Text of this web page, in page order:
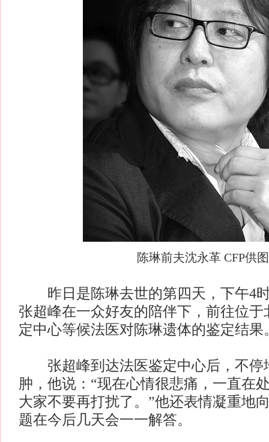
陈琳前夫沈永革 CFP供图
昨日是陈琳去世的第四天，下午4
张超峰在一众好友的陪伴下，前往位于
定中心等候法医对陈琳遗体的鉴定结果
张超峰到达法医鉴定中心后，不停
肿，他说：“现在心情很悲痛，一直在
大家不要再打扰了。”他还表情凝重地
题在今后几天会一一解答。